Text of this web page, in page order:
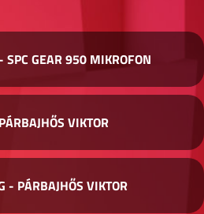
SPC GEAR 950 MIKROFON
VIKTOR
- PÁRBAJHŐS VIKTOR